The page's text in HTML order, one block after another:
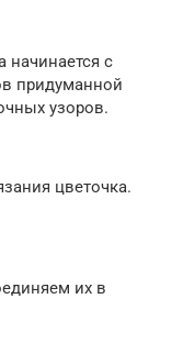
начинается с
придуманной
узоров.
цветочка.
их в